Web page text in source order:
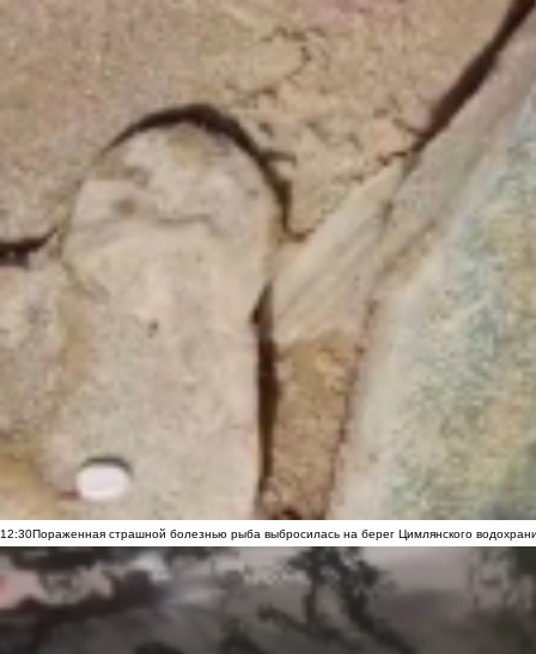
12:30Пораженная страшной болезнью рыба выбросилась на берег Цимлянского